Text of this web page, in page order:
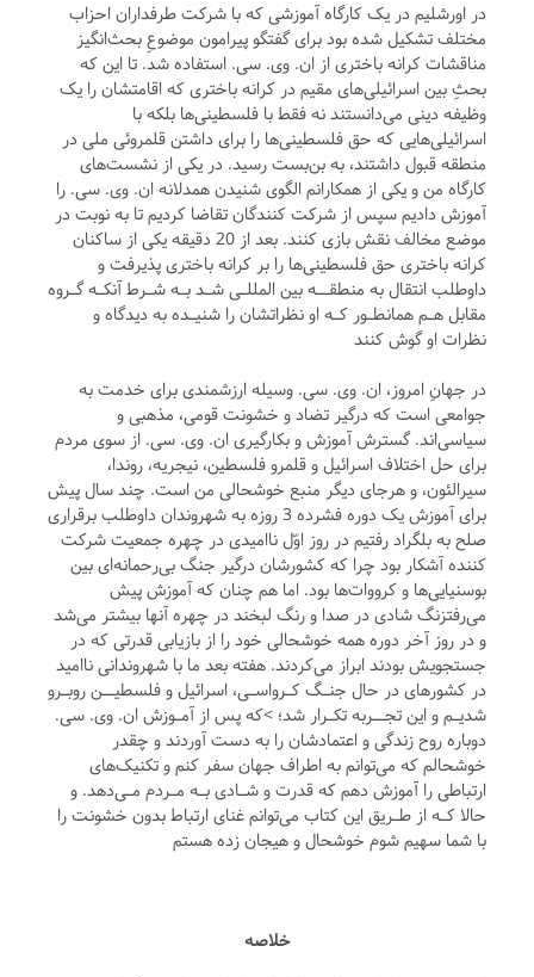
در اورشلیم در یک کارگاه آموزشی که با شرکت طرفداران احزاب
مختلف تشکیل شده بود برای گفتگو پیرامون موضوعِ بحث‌انگیز
مناقشات کرانه باختری از ان. وی. سی. استفاده شد. تا این که
بحثِ بین اسرائیلی‌های مقیم در کرانه باختری که اقامتشان را یک
وظیفه دینی می‌دانستند نه فقط با فلسطینی‌ها بلکه با
اسرائیلی‌هایی که حق فلسطینی‌ها را برای داشتن قلمروئی ملی در
منطقه قبول داشتند، به بن‌بست رسید. در یکی از نشست‌های
کارگاه من و یکی از همکارانم الگوی شنیدن همدلانه ان. وی. سی. را
آموزش دادیم سپس از شرکت کنندگان تقاضا کردیم تا به نوبت در
موضع مخالف نقش بازی کنند. بعد از 20 دقیقه یکی از ساکنان
کرانه باختری حق فلسطینی‌ها را بر کرانه باختری پذیرفت و
داوطلب انتقال به منطقــه بین المللـی شـد بـه شـرط آنکـه گـروه
مقابل هـم همانطـور کـه او نظراتشان را شنیـده به دیدگاه و
نظرات او گوش کنند
در جهانِ امروز، ان. وی. سی. وسیله ارزشمندی برای خدمت به
جوامعی است که درگیر تضاد و خشونت قومی، مذهبی و
سیاسی‌اند. گسترش آموزش و بکارگیری ان. وی. سی. از سوی مردم
برای حل اختلاف اسرائیل و قلمرو فلسطین، نیجریه، روندا،
سیرالئون، و هرجای دیگر منبع خوشحالی من است. چند سال پیش
برای آموزش یک دوره فشرده 3 روزه به شهروندان داوطلب برقراری
صلح به بلگراد رفتیم در روز اوّل ناامیدی در چهره جمعیت شرکت
کننده آشکار بود چرا که کشورشان درگیر جنگ بی‌رحمانه‌ای بین
بوسنیایی‌ها و کرووات‌ها بود. اما هم چنان که آموزش پیش
می‌رفتزنگ شادی در صدا و رنگ لبخند در چهره آنها بیشتر می‌شد
و در روز آخر دوره همه خوشحالی خود را از بازیابی قدرتی که در
جستجویش بودند ابراز می‌کردند. هفته بعد ما با شهروندانی ناامید
در کشورهای در حال جنـگ کـرواسـی، اسرائیل و فلسطیــن روبـرو
‌شدیـم و این تجــربه تکـرار شد؛ >که پس از آمـوزش ان. وی. سی.
دوباره روح زندگی و اعتمادشان را به دست آوردند و چقدر
خوشحالم که می‌توانم به اطراف جهان سفر کنم و تکنیک‌های
ارتباطی را آموزش دهم که قدرت و شـادی بـه مـردم مـی‌دهد. و
حالا کـه از طـریق این کتاب می‌توانم غنای ارتباط بدون‌ خشونت را
با شما سهیم شوم خوشحال و هیجان زده هستم
خلاصه